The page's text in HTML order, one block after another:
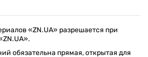
«ZN.UA» разрешается при
обязательна прямая, открытая для